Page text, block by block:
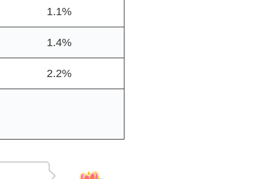
1.1%
1.4%
2.2%